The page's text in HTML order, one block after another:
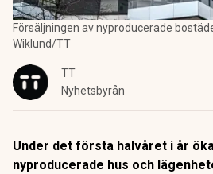
Försäljningen av nyproducerade
Wiklund/TT
TT
Nyhetsbyrån
Under det första halvåret i år
nyproducerade hus och